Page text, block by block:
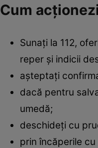
Cum
Sunaţi la 112,
reper şi indicii
aşteptaţi
dacă pentru
umedă;
deschideţi cu
prin încăperile